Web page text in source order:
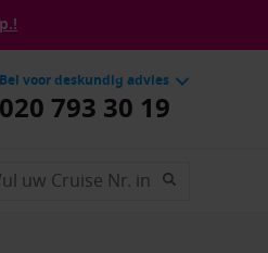
Bel voor deskundig advies
020 793 30 19